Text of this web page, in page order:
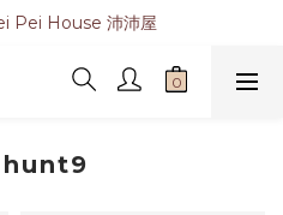
Pei House 沛沛屋
hunt9